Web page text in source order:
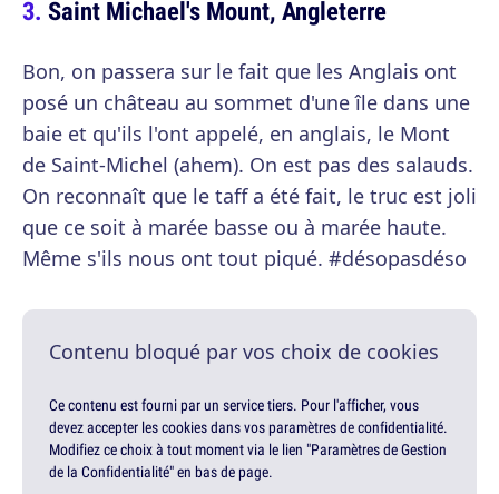
Saint Michael's Mount, Angleterre
Bon, on passera sur le fait que les Anglais ont
posé un château au sommet d'une île dans une
baie et qu'ils l'ont appelé, en anglais, le Mont
de Saint-Michel (ahem). On est pas des salauds.
On reconnaît que le taff a été fait, le truc est joli
que ce soit à marée basse ou à marée haute.
Même s'ils nous ont tout piqué. #désopasdéso
Contenu bloqué par vos choix de cookies
Ce contenu est fourni par un service tiers. Pour l'afficher, vous
devez accepter les cookies dans vos paramètres de confidentialité.
Modifiez ce choix à tout moment via le lien "Paramètres de Gestion
de la Confidentialité" en bas de page.